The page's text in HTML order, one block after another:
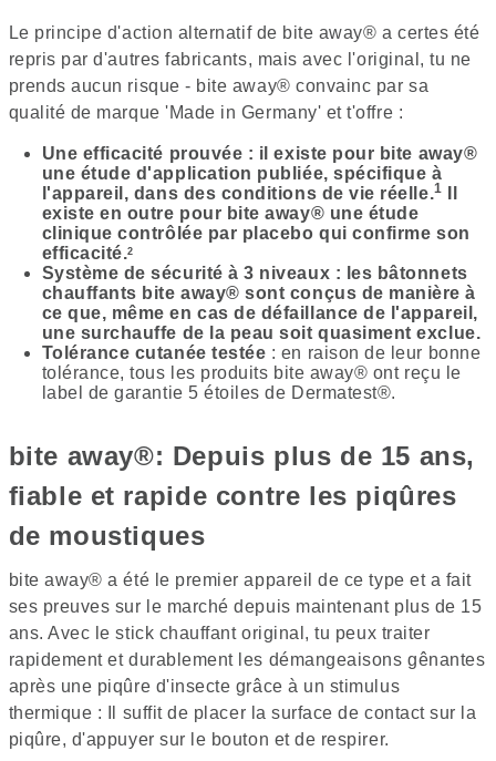
Le principe d'action alternatif de bite away® a certes été
repris par d'autres fabricants, mais avec l'original, tu ne
prends aucun risque - bite away® convainc par sa
qualité de marque 'Made in Germany' et t'offre :
Une efficacité prouvée : il existe pour bite away®
une étude d'application publiée, spécifique à
l'appareil, dans des conditions de vie réelle.1
existe en outre pour bite away® une étude
clinique contrôlée par placebo qui confirme son
efficacité.2
Système de sécurité à 3 niveaux : les bâtonnets
chauffants bite away® sont conçus de manière à
ce que, même en cas de défaillance de l'appareil,
une surchauffe de la peau soit quasiment exclue.
Tolérance cutanée testée : en raison de leur bonne
tolérance, tous les produits bite away® ont reçu le
label de garantie 5 étoiles de Dermatest®.
bite away®: Depuis plus de 15 ans,
fiable et rapide contre les piqûres
de moustiques
bite away® a été le premier appareil de ce type et a fait
ses preuves sur le marché depuis maintenant plus de 15
ans. Avec le stick chauffant original, tu peux traiter
rapidement et durablement les démangeaisons gênantes
après une piqûre d'insecte grâce à un stimulus
thermique : Il suffit de placer la surface de contact sur la
piqûre, d'appuyer sur le bouton et de respirer.